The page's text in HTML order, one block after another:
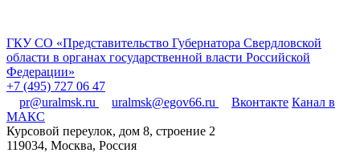
ГКУ СО «Представительство Губернатора Свердловской
области в органах государственной власти Российской
Федерации»
+7 (495) 727 06 47
pr@uralmsk.ru
uralmsk@egov66.ru Вконтакте Канал в
МАКС
Курсовой переулок, дом 8, строение 2
119034, Москва, Россия